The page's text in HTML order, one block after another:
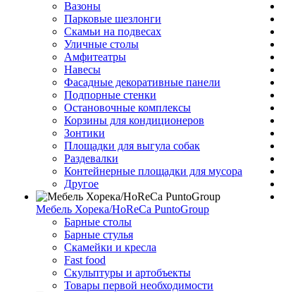
Вазоны
Парковые шезлонги
Скамьи на подвесах
Уличные столы
Амфитеатры
Навесы
Фасадные декоративные панели
Подпорные стенки
Остановочные комплексы
Корзины для кондиционеров
Зонтики
Площадки для выгула собак
Раздевалки
Контейнерные площадки для мусора
Другое
Мебель Хорека/HoReCa PuntoGroup
Барные столы
Барные стулья
Скамейки и кресла
Fast food
Скульптуры и артобъекты
Товары первой необходимости